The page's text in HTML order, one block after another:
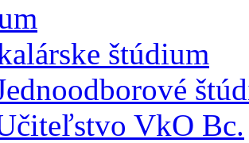
štúdium
VkO Bc.